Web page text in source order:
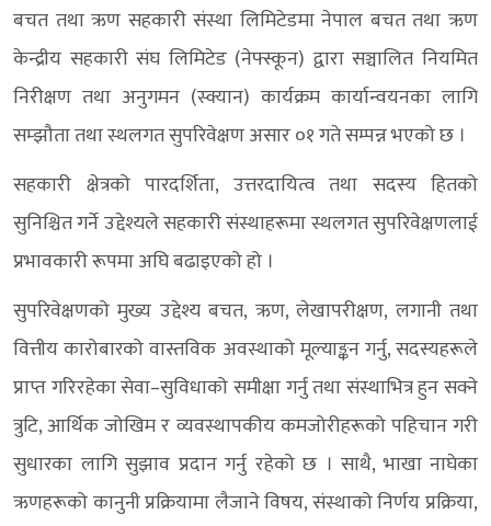
बचत तथा ऋण सहकारी संस्था लिमिटेडमा नेपाल बचत तथा ऋण
केन्द्रीय सहकारी संघ लिमिटेड (नेफ्स्कून) द्वारा सञ्चालित नियमित
निरीक्षण तथा अनुगमन (स्क्यान) कार्यक्रम कार्यान्वयनका लागि
सम्झौता तथा स्थलगत सुपरिवेक्षण असार ०१ गते सम्पन्न भएको छ ।
सहकारी क्षेत्रको पारदर्शिता, उत्तरदायित्व तथा सदस्य हितको
सुनिश्चित गर्ने उद्देश्यले सहकारी संस्थाहरूमा स्थलगत सुपरिवेक्षणलाई
प्रभावकारी रूपमा अघि बढाइएको हो ।
सुपरिवेक्षणको मुख्य उद्देश्य बचत, ऋण, लेखापरीक्षण, लगानी तथा
वित्तीय कारोबारको वास्तविक अवस्थाको मूल्याङ्कन गर्नु, सदस्यहरूले
प्राप्त गरिरहेका सेवा–सुविधाको समीक्षा गर्नु तथा संस्थाभित्र हुन सक्ने
त्रुटि, आर्थिक जोखिम र व्यवस्थापकीय कमजोरीहरूको पहिचान गरी
सुधारका लागि सुझाव प्रदान गर्नु रहेको छ । साथै, भाखा नाघेका
ऋणहरूको कानुनी प्रक्रियामा लैजाने विषय, संस्थाको निर्णय प्रक्रिया,